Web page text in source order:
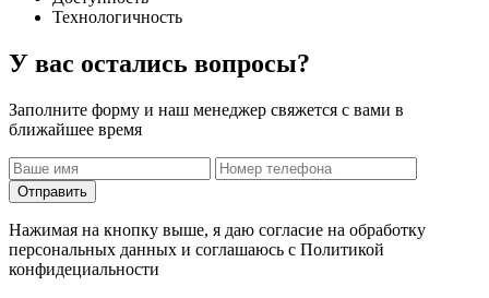
Технологичность
У вас остались вопросы?
Заполните форму и наш менеджер свяжется с вами в
ближайшее время
Отправить
Нажимая на кнопку выше, я даю согласие на обработку
персональных данных и соглашаюсь с Политикой
конфидециальности